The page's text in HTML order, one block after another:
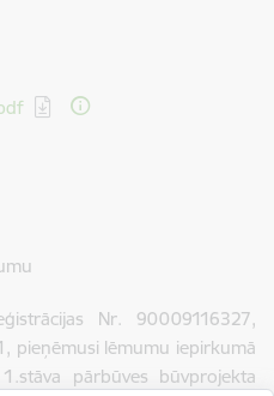
Nr. 90009116327,
pieņēmusi lēmumu iepirkumā
pārbūves būvprojekta